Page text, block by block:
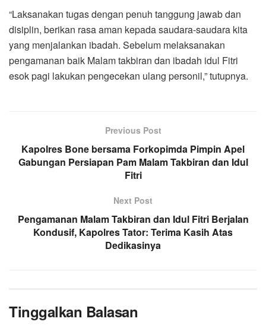
“Laksanakan tugas dengan penuh tanggung jawab dan
disiplin, berikan rasa aman kepada saudara-saudara kita
yang menjalankan ibadah. Sebelum melaksanakan
pengamanan baik Malam takbiran dan ibadah idul Fitri
esok pagi lakukan pengecekan ulang personil,” tutupnya.
Previous Post
Kapolres Bone bersama Forkopimda Pimpin Apel
Gabungan Persiapan Pam Malam Takbiran dan Idul
Fitri
Next Post
Pengamanan Malam Takbiran dan Idul Fitri Berjalan
Kondusif, Kapolres Tator: Terima Kasih Atas
Dedikasinya
Tinggalkan Balasan